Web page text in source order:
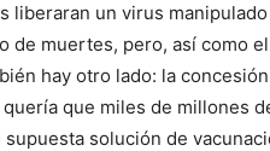
liberaran un virus
de muertes, pero, así como
hay otro lado: la
que miles de millones
solución de